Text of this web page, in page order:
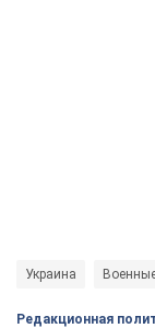
Украина
Редакционная